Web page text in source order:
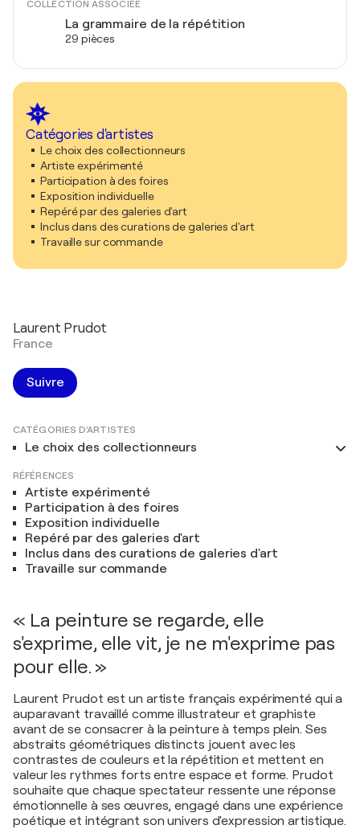
COLLECTION ASSOCIÉE
La grammaire de la répétition
29 pièces
Catégories d'artistes
Le choix des collectionneurs
Artiste expérimenté
Participation à des foires
Exposition individuelle
Repéré par des galeries d'art
Inclus dans des curations de galeries d'art
Travaille sur commande
Laurent Prudot
France
Suivre
CATÉGORIES D'ARTISTES
Le choix des collectionneurs
RÉFÉRENCES
Artiste expérimenté
Participation à des foires
Exposition individuelle
Repéré par des galeries d'art
Inclus dans des curations de galeries d'art
Travaille sur commande
« La peinture se regarde, elle
s'exprime, elle vit, je ne m'exprime pas
pour elle. »
Laurent Prudot est un artiste français expérimenté qui a
auparavant travaillé comme illustrateur et graphiste
avant de se consacrer à la peinture à temps plein. Ses
abstraits géométriques distincts jouent avec les
contrastes de couleurs et la répétition et mettent en
valeur les rythmes forts entre espace et forme. Prudot
souhaite que chaque spectateur ressente une réponse
émotionnelle à ses œuvres, engagé dans une expérience
poétique et intégrant son univers d'expression artistique.